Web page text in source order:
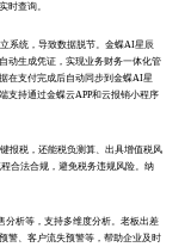
时查询。
系统，导致数据脱节。金蝶AI星辰
动生成凭证，实现业务财务一体化管
在支付完成后自动同步到金蝶AI星
支持通过金蝶云APP和云报销小程序
报税，还能税负测算、出具增值税风
合法合规，避免税务违规风险。纳
分析等，支持多维度分析。老板出差
警、客户流失预警等，帮助企业及时